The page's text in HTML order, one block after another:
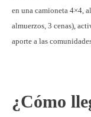
en una camioneta 4×4,
almuerzos, 3 cenas),
aporte a las
¿Cómo